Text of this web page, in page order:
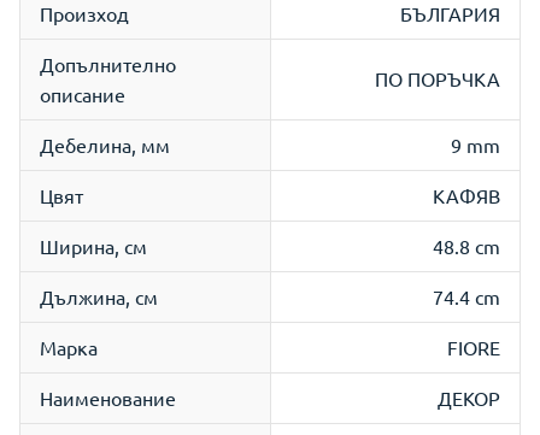
Произход БЪЛГАРИЯ
Допълнително
описание
ПО ПОРЪЧКА
Дебелина, мм 9 mm
Цвят КАФЯВ
Ширина, см 48.8 cm
Дължина, см 74.4 cm
Марка FIORE
Наименование ДЕКОР